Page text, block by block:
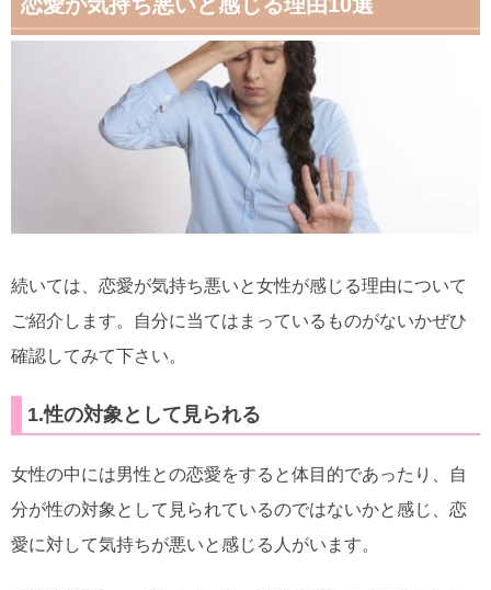
続いては、恋愛が気持ち悪いと女性が感じる理由について
ご紹介します。自分に当てはまっているものがないかぜひ
確認してみて下さい。
1.性の対象として見られる
女性の中には男性との恋愛をすると体目的であったり、自
分が性の対象として見られているのではないかと感じ、恋
愛に対して気持ちが悪いと感じる人がいます。